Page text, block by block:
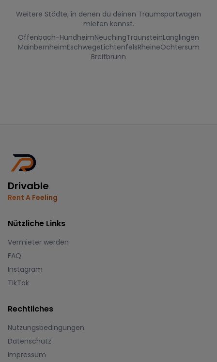
Weitere Städte, in denen du deinen Traumsportwagen
mieten kannst.
Offenbach-HundheimNeuchingTraunsteinLanglingen
MainbernheimEschwegeLichtenfelsRheineOchtersum
Breitbrunn
Drivable
Rent A Feeling
Nützliche Links
Vermieter werden
FAQ
Instagram
TikTok
Rechtliches
Nutzungsbedingungen
Datenschutz
Impressum